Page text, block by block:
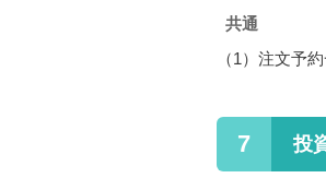
共通
（1） 注文予
7 投